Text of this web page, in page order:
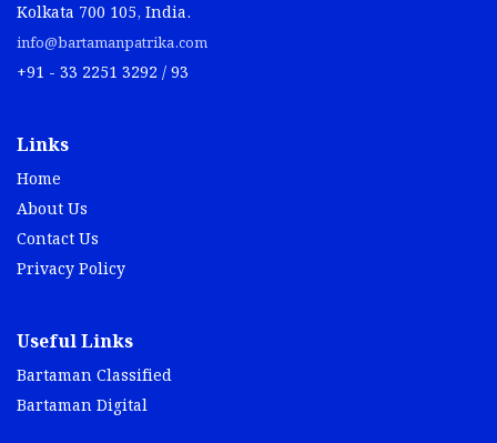
Kolkata 700 105, India.
info@bartamanpatrika.com
+91 - 33 2251 3292 / 93
Links
Home
About Us
Contact Us
Privacy Policy
Useful Links
Bartaman Classified
Bartaman Digital